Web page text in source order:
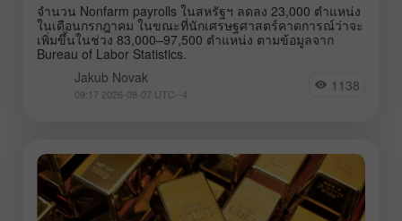
จำนวน Nonfarm payrolls ในสหรัฐฯ ลดลง 23,000 ตำแหน่ง
ในเดือนกรกฎาคม ในขณะที่นักเศรษฐศาสตร์คาดการณ์ว่าจะ
เพิ่มขึ้นในช่วง 83,000–97,500 ตำแหน่ง ตามข้อมูลจาก
Bureau of Labor Statistics.
Jakub Novak
09:17 2026-08-07 UTC--4 1138